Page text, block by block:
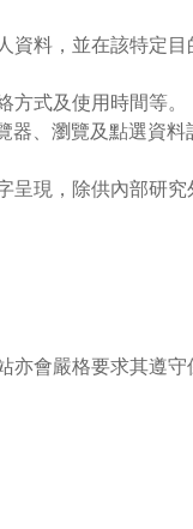
資料，並在該特定
式及使用時間等。
器、瀏覽及點選資料
呈現，除供內部研
亦會嚴格要求其遵